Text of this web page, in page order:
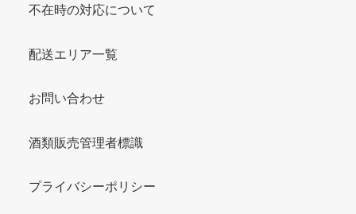
不在時の対応について
配送エリア一覧
お問い合わせ
酒類販売管理者標識
プライバシーポリシー